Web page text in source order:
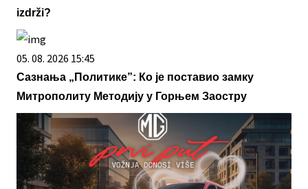
izdrži?
05. 08. 2026 15:45
Сазнања „Политике”: Ко је поставио замку
Митрополиту Методију у Горњем Заостру